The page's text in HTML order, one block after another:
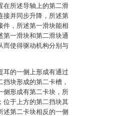
在所述导轴上的第二滑
接并同步升降，所述第
件，所述第一滑块能相
第一滑块和第二滑块通
而使得驱动机构分别与
耳的一侧上形成有通过
块形成的第二卡槽，
侧形成有第二卡块，所
位于上方的第二挡块其
述第二卡块相反的一侧